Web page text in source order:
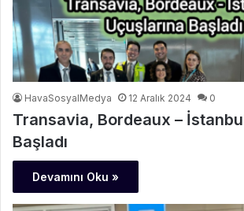
HavaSosyalMedya 12 Aralık 2024 0
Transavia, Bordeaux –
Başladı
Devamını Oku »